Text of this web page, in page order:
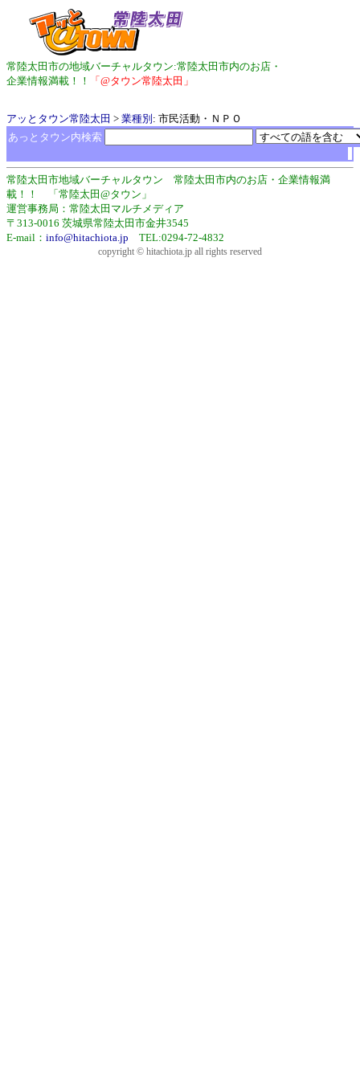
常陸太田市の地域バーチャルタウン:常陸太田市内のお店・
企業情報満載！！
「@タウン常陸太田」
アッとタウン常陸太田 > 業種別 : 市民活動・ＮＰＯ
あっとタウン内検索
常陸太田市地域バーチャルタウン 常陸太田市内のお店・企業情報満
載！！ 「常陸太田@タウン」
運営事務局：常陸太田マルチメディア
〒313-0016 茨城県常陸太田市金井3545
E-mail： info@hitachiota.jp TEL:0294-72-4832
copyright © hitachiota.jp all rights reserved